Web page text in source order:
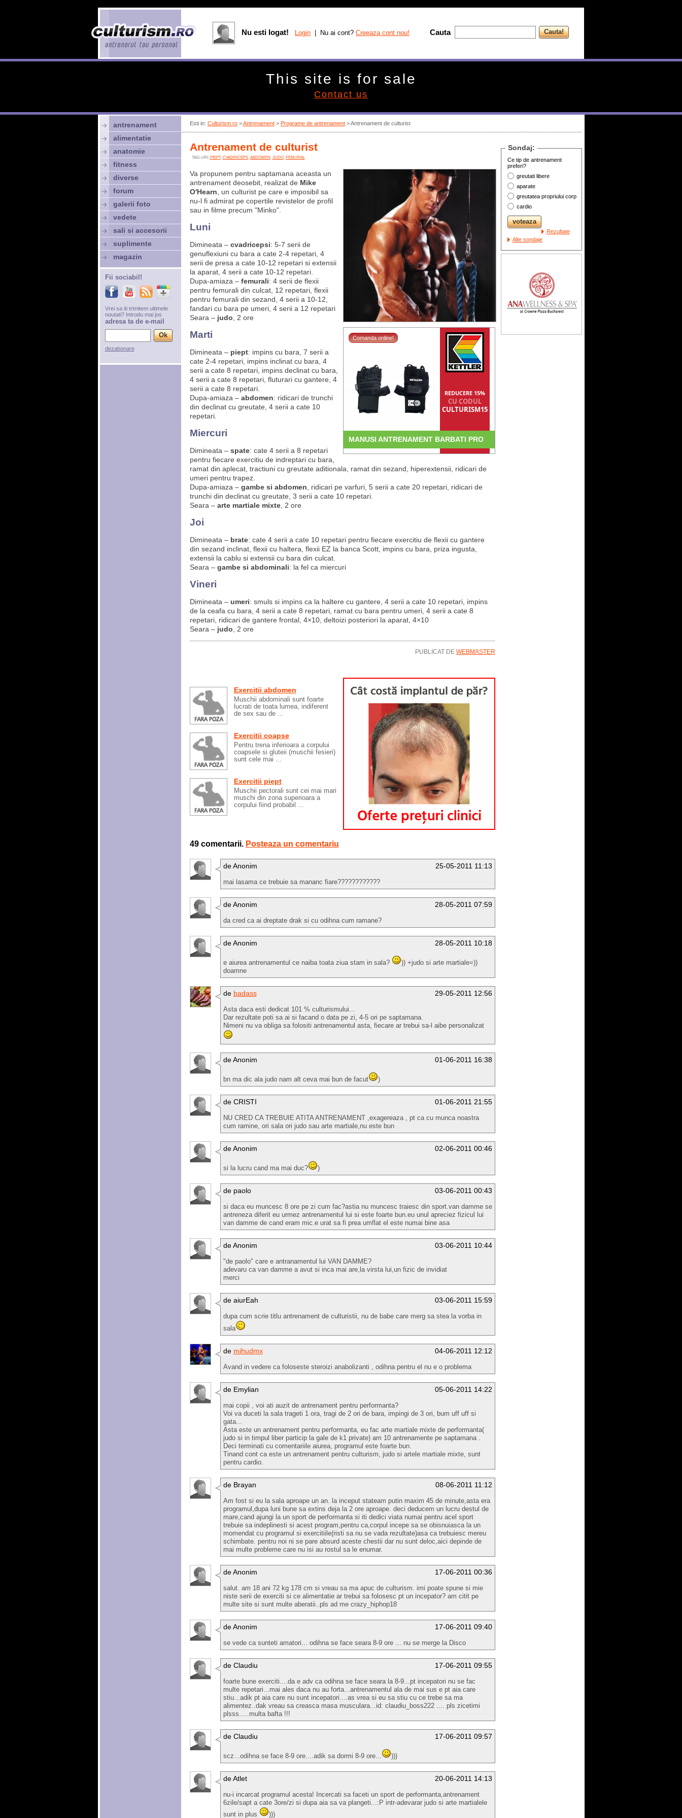
Esti in: Culturism.ro>Antrenament> Programe de antrenament> Antrenament de culturist
Antrenament de culturist
TAG-URI: PIEPT, CVADRICEPS, ABDOMEN, JUDO, FEMURAL
Comanda online!
REDUCERE 15%
CU CODUL
CULTURISM15
MANUSI ANTRENAMENT BARBATI PRO
Va propunem pentru saptamana aceasta un
antrenament deosebit, realizat de Mike
O'Hearn , un culturist pe care e imposibil sa
nu-l fi admirat pe copertile revistelor de profil
sau in filme precum "Minko".
Luni
Dimineata – cvadricepsi: 5-7 serii de
genuflexiuni cu bara a cate 2-4 repetari, 4
serii de presa a cate 10-12 repetari si extensii
la aparat, 4 serii a cate 10-12 repetari.
Dupa-amiaza – femurali: 4 serii de flexii
pentru femurali din culcat, 12 repetari, flexii
pentru femurali din sezand, 4 serii a 10-12,
fandari cu bara pe umeri, 4 serii a 12 repetari
Seara – judo , 2 ore
Marti
Dimineata – piept: impins cu bara, 7 serii a
cate 2-4 repetari, impins inclinat cu bara, 4
serii a cate 8 repetari, impins declinat cu bara,
4 serii a cate 8 repetari, fluturari cu gantere, 4
serii a cate 8 repetari.
Dupa-amiaza – abdomen: ridicari de trunchi
din declinat cu greutate, 4 serii a cate 10
repetari.
Miercuri
Dimineata – spate: cate 4 serii a 8 repetari
pentru fiecare exercitiu de indreptari cu bara,
ramat din aplecat, tractiuni cu greutate aditionala, ramat din sezand, hiperextensii, ridicari de
umeri pentru trapez.
Dupa-amiaza – gambe si abdomen , ridicari pe varfuri, 5 serii a cate 20 repetari, ridicari de
trunchi din declinat cu greutate, 3 serii a cate 10 repetari.
Seara – arte martiale mixte, 2 ore
Joi
Dimineata – brate: cate 4 serii a cate 10 repetari pentru fiecare exercitiu de flexii cu gantere
din sezand inclinat, flexii cu haltera, flexii EZ la banca Scott, impins cu bara, priza ingusta,
extensii la cablu si extensii cu bara din culcat.
Seara – gambe si abdominali: la fel ca miercuri
Vineri
Dimineata – umeri: smuls si impins ca la haltere cu gantere, 4 serii a cate 10 repetari, impins
de la ceafa cu bara, 4 serii a cate 8 repetari, ramat cu bara pentru umeri, 4 serii a cate 8
repetari, ridicari de gantere frontal, 4×10, deltoizi posteriori la aparat, 4×10
Seara –judo , 2 ore
PUBLICAT DE WEBMASTER
Exercitii abdomen
Muschii abdominali sunt foarte
lucrati de toata lumea, indiferent
de sex sau de ...
Exercitii coapse
Pentru trena inferioara a corpului
coapsele si gluteii (muschii fesieri)
sunt cele mai ...
Exercitii piept
Muschii pectorali sunt cei mai mari
muschi din zona superioara a
corpului fiind probabil ...
49 comentarii. Posteaza un comentariu
25-05-2011 11:13
de Anonim
mai lasama ce trebuie sa mananc fiare????????????
28-05-2011 07:59
de Anonim
da cred ca ai dreptate drak si cu odihna cum ramane?
28-05-2011 10:18
de Anonim
e aiurea antrenamentul ce naiba toata ziua stam in sala?
)) +judo si arte martiale=))
doamne
29-05-2011 12:56
de badass
Asta daca esti dedicat 101 % culturismului...
Dar rezultate poti sa ai si facand o data pe zi, 4-5 ori pe saptamana.
Nimeni nu va obliga sa folositi antrenamentul asta, fiecare ar trebui sa-l aibe personalizat
01-06-2011 16:38
de Anonim
bn ma dic ala judo nam alt ceva mai bun de facut )
01-06-2011 21:55
de CRISTI
NU CRED CA TREBUIE ATITA ANTRENAMENT ,exagereaza , pt ca cu munca noastra
cum ramine, ori sala ori judo sau arte martiale,nu este bun
02-06-2011 00:46
de Anonim
si la lucru cand ma mai duc? )
03-06-2011 00:43
de paolo
si daca eu muncesc 8 ore pe zi cum fac?astia nu muncesc traiesc din sport.van damme se
antreneza diferit eu urmez antrenamentul lui si este foarte bun.eu unul apreciez fizicul lui
van damme de cand eram mic.e urat sa fi prea umflat el este numai bine asa
03-06-2011 10:44
de Anonim
"de paolo" care e antranamentul lui VAN DAMME?
adevaru ca van damme a avut si inca mai are,la virsta lui,un fizic de invidiat
merci
03-06-2011 15:59
de aiurEah
dupa cum scrie titlu antrenament de culturistii, nu de babe care merg sa stea la vorba in
sala
04-06-2011 12:12
de mihudmx
Avand in vedere ca foloseste steroizi anabolizanti , odihna pentru el nu e o problema
05-06-2011 14:22
de Emylian
mai copii , voi ati auzit de antrenament pentru performanta?
Voi va duceti la sala trageti 1 ora, tragi de 2 ori de bara, impingi de 3 ori, bum uff uff si
gata...
Asta este un antrenament pentru performanta, eu fac arte martiale mixte de performanta(
judo si in timpul liber particip la gale de k1 private) am 10 antrenamente pe saptamana .
Deci terminati cu comentariile aiurea, programul este foarte bun.
Tinand cont ca este un antrenament pentru culturism, judo si artele martiale mixte, sunt
pentru cardio.
08-06-2011 11:12
de Brayan
Am fost si eu la sala aproape un an. la inceput stateam putin maxim 45 de minute,asta era
programul,dupa luni bune sa extins deja la 2 ore aproape. deci deducem un lucru destul de
mare,cand ajungi la un sport de performanta si iti dedici viata numai pentru acel sport
trebuie sa indeplinesti si acest program,pentru ca,corpul incepe sa se obisnuiasca la un
momendat cu programul si exercitiile(risti sa nu se vada rezultate)asa ca trebuiesc mereu
schimbate. pentru noi ni se pare absurd aceste chestii dar nu sunt deloc,aici depinde de
mai multe probleme care nu isi au rostul sa le enumar.
17-06-2011 00:36
de Anonim
salut. am 18 ani 72 kg 178 cm si vreau sa ma apuc de culturism. imi poate spune si mie
niste serii de exerciti si ce alimentatie ar trebui sa folosesc pt un incepator? am citit pe
multe site si sunt multe aberatii..pls ad me crazy_hiphop18
17-06-2011 09:40
de Anonim
se vede ca sunteti amatori... odihna se face seara 8-9 ore ... nu se merge la Disco
17-06-2011 09:55
de Claudiu
foarte bune exerciti....da e adv ca odihna se face seara la 8-9...pt incepatori nu se fac
multe repetari...mai ales daca nu au forta...antrenamentul ala de mai sus e pt aia care
stiu...adik pt aia care nu sunt incepatori....as vrea si eu sa stiu cu ce trebe sa ma
alimentez..dak vreau sa creasca masa musculara...id: claudiu_boss222 .... pls zicetimi
plsss.....multa bafta !!!
17-06-2011 09:57
de Claudiu
scz...odihna se face 8-9 ore....adik sa dormi 8-9 ore... )))
20-06-2011 14:13
de Atlet
nu-i incarcat programul acesta! Incercati sa faceti un sport de performanta,antrenament
6zile/sapt a cate 3ore/zi si dupa aia sa va plangeti...:P intr-adevarar judo si arte martialele
sunt in plus
)))
Sondaj:
Ce tip de antrenament
preferi?
greutati libere
aparate
greutatea propriului corp
cardio
Rezultate
Alte sondaje
antrenament
alimentatie
anatomie
fitness
diverse
forum
galerii foto
vedete
sali si accesorii
suplimente
magazin
Fii sociabil!
Vrei sa iti trimitem ultimele
noutati? Introdu mai jos
adresa ta de e-mail
dezabonare
Nu esti logat! Login | Nu ai cont? Creeaza cont nou! Cauta
This site is for sale
Contact us